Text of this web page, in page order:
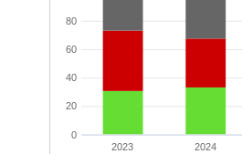
2023 2024
0
20
40
60
80